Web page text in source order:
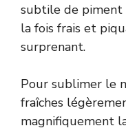
subtile de piment
la fois frais et
surprenant.
Pour sublimer le
fraîches
magnifiquement